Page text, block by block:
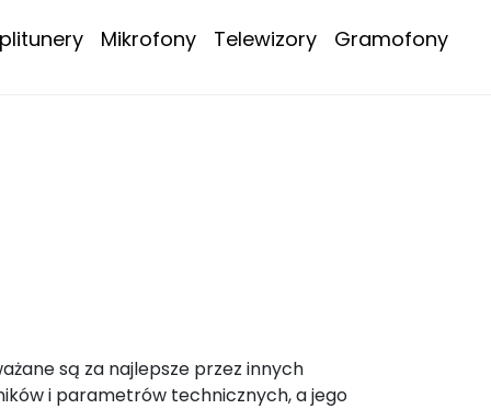
Mikrofony Telewizory Gramofony
są za najlepsze przez innych
i parametrów technicznych, a jego